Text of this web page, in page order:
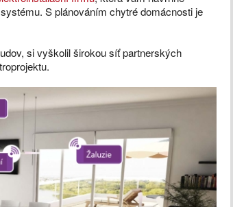
S plánováním chytré domácnosti je
si vyškolil širokou síť partnerských